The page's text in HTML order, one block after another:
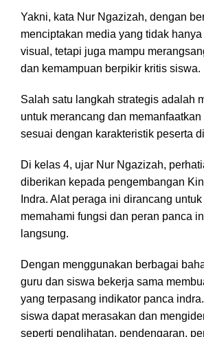
Yakni, kata Nur Ngazizah, dengan
menciptakan media yang tidak
visual, tetapi juga mampu
dan kemampuan berpikir kritis siswa.
Salah satu langkah strategis adalah
untuk merancang dan
sesuai dengan karakteristik peserta
Di kelas 4, ujar Nur Ngazizah,
diberikan kepada pengembangan
Indra. Alat peraga ini dirancang
memahami fungsi dan peran panca
langsung.
Dengan menggunakan berbagai
guru dan siswa bekerja sama
yang terpasang indikator panca
siswa dapat merasakan dan
seperti penglihatan, pendengaran,